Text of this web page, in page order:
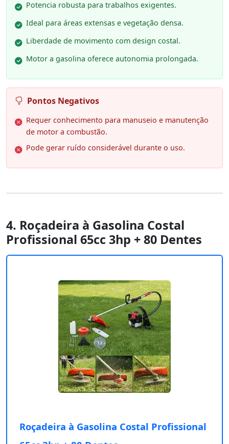
Potencia robusta para trabalhos exigentes.
Ideal para áreas extensas e vegetação densa.
Liberdade de movimento com design costal.
Motor a gasolina oferece autonomia prolongada.
Pontos Negativos
Requer conhecimento para manuseio e manutenção
de motor a combustão.
Pode gerar ruído considerável durante o uso.
4. Roçadeira à Gasolina Costal
Profissional 65cc 3hp + 80 Dentes
Roçadeira à Gasolina Costal Profissional